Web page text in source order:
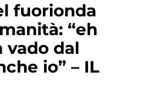
fuorionda
“eh
vado dal
io” – IL